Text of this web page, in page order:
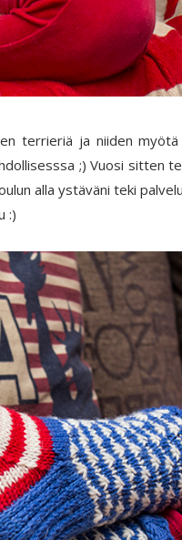
terrieriä ja niiden
;) Vuosi sitten
alla ystäväni teki
:)